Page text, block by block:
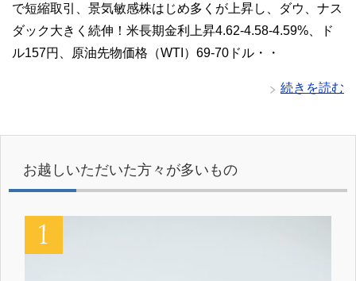
で短縮取引、景気敏感株はじめ多くが上昇し、ダウ、ナス
ダック大きく続伸！米長期金利上昇4.62-4.58-4.59%、ド
ル157円、原油先物価格（WTI）69-70ドル・・
続きを読む
お越しいただいた方々が多いもの